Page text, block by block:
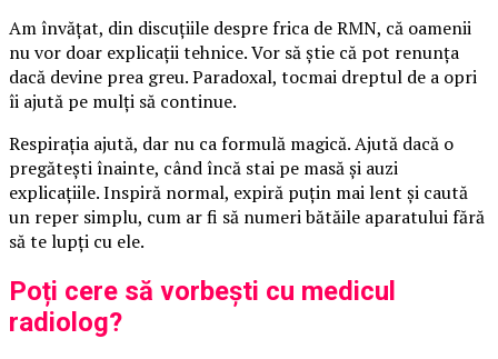
Am învățat, din discuțiile despre frica de RMN, că oamenii
nu vor doar explicații tehnice. Vor să știe că pot renunța
dacă devine prea greu. Paradoxal, tocmai dreptul de a opri
îi ajută pe mulți să continue.
Respirația ajută, dar nu ca formulă magică. Ajută dacă o
pregătești înainte, când încă stai pe masă și auzi
explicațiile. Inspiră normal, expiră puțin mai lent și caută
un reper simplu, cum ar fi să numeri bătăile aparatului fără
să te lupți cu ele.
Poți cere să vorbești cu medicul
radiolog?